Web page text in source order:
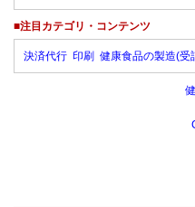
■注目カテゴリ・コンテンツ
決済代行 印刷 健康食品の製造(受